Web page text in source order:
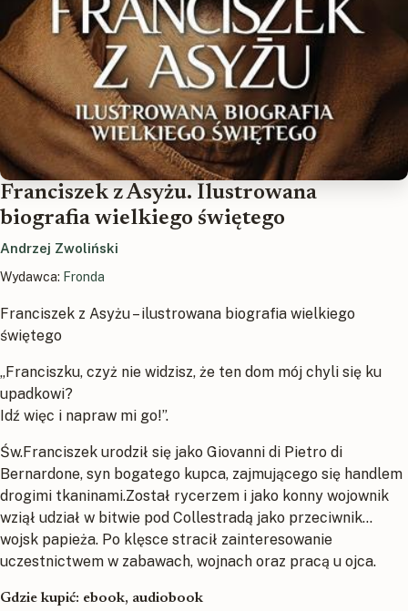
Franciszek z Asyżu. Ilustrowana
biografia wielkiego świętego
Andrzej Zwoliński
Wydawca: Fronda
Franciszek z Asyżu – ilustrowana biografia wielkiego
świętego
„Franciszku, czyż nie widzisz, że ten dom mój chyli się ku
upadkowi?
Idź więc i napraw mi go!”.
Św.Franciszek urodził się jako Giovanni di Pietro di
Bernardone, syn bogatego kupca, zajmującego się handlem
drogimi tkaninami.Został rycerzem i jako konny wojownik
wziął udział w bitwie pod Collestradą jako przeciwnik…
wojsk papieża. Po klęsce stracił zainteresowanie
uczestnictwem w zabawach, wojnach oraz pracą u ojca.
Gdzie kupić: ebook, audiobook